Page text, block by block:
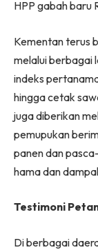
HPP gabah baru
Kementan terus
melalui berbagai
indeks
hingga cetak
juga diberikan
pemupukan
panen dan
hama dan
Testimoni
Di berbagai